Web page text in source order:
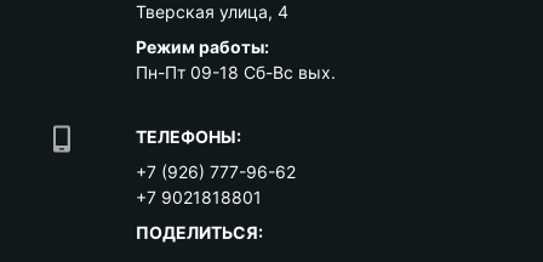
Тверская улица, 4
Режим работы:
Пн-Пт 09-18 Сб-Вс вых.
ТЕЛЕФОНЫ:
+7 (926) 777-96-62
+7 9021818801
ПОДЕЛИТЬСЯ: